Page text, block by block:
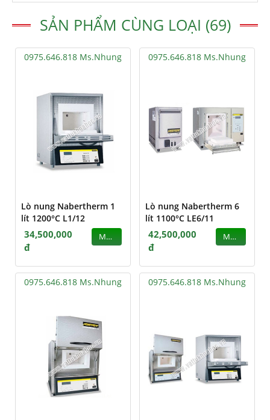
SẢN PHẨM CÙNG LOẠI (69)
0975.646.818 Ms.Nhung
Lò nung Nabertherm 1
lít 1200°C L1/12
34,500,000
đ
MUA
0975.646.818 Ms.Nhung
Lò nung Nabertherm 6
lít 1100°C LE6/11
42,500,000
đ
MUA
0975.646.818 Ms.Nhung 0975.646.818 Ms.Nhung